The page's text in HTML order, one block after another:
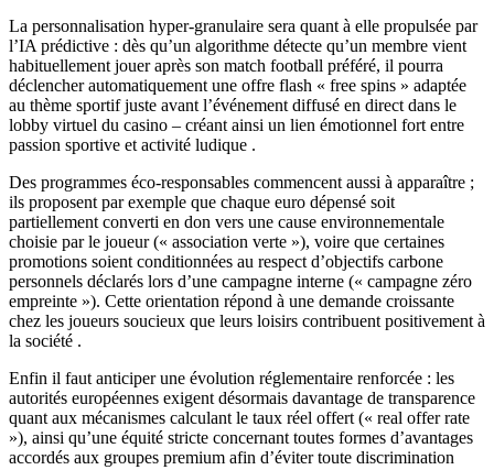
La personnalisation hyper‑granulaire sera quant à elle propulsée par
l’IA prédictive : dès qu’un algorithme détecte qu’un membre vient
habituellement jouer après son match football préféré, il pourra
déclencher automatiquement une offre flash « free spins » adaptée
au thème sportif juste avant l’événement diffusé en direct dans le
lobby virtuel du casino – créant ainsi un lien émotionnel fort entre
passion sportive et activité ludique .
Des programmes éco‑responsables commencent aussi à apparaître ;
ils proposent par exemple que chaque euro dépensé soit
partiellement converti en don vers une cause environnementale
choisie par le joueur (« association verte »), voire que certaines
promotions soient conditionnées au respect d’objectifs carbone
personnels déclarés lors d’une campagne interne (« campagne zéro
empreinte »). Cette orientation répond à une demande croissante
chez les joueurs soucieux que leurs loisirs contribuent positivement à
la société .
Enfin il faut anticiper une évolution réglementaire renforcée : les
autorités européennes exigent désormais davantage de transparence
quant aux mécanismes calculant le taux réel offert (« real offer rate
»), ainsi qu’une équité stricte concernant toutes formes d’avantages
accordés aux groupes premium afin d’éviter toute discrimination